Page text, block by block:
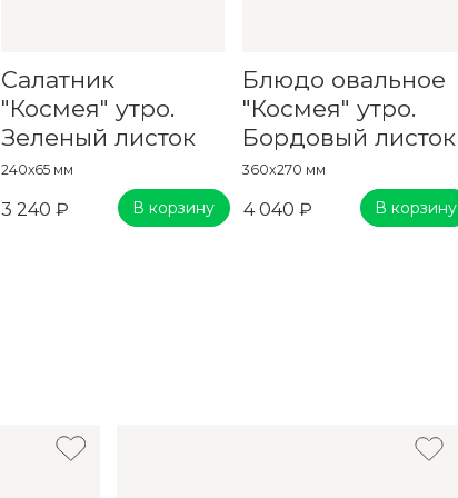
Салатник
"Космея" утро.
Зеленый листок
240х65 мм
3 240 ₽ В корзину
Блюдо овальное
"Космея" утро.
Бордовый листок
360x270 мм
4 040 ₽ В корзину